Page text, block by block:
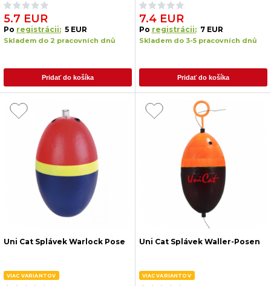
5.7 EUR
Po registrácii: 5 EUR
Skladem do 2 pracovních dnů
Pridať do košíka
7.4 EUR
Po registrácii: 7 EUR
Skladem do 3-5 pracovních dnů
Pridať do košíka
Uni Cat Splávek Warlock Pose
VIAC VARIANTOV
Uni Cat Splávek Waller-Posen
VIAC VARIANTOV